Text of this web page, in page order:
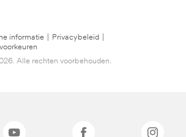
informatie Privacybeleid
Alle rechten voorbehouden.